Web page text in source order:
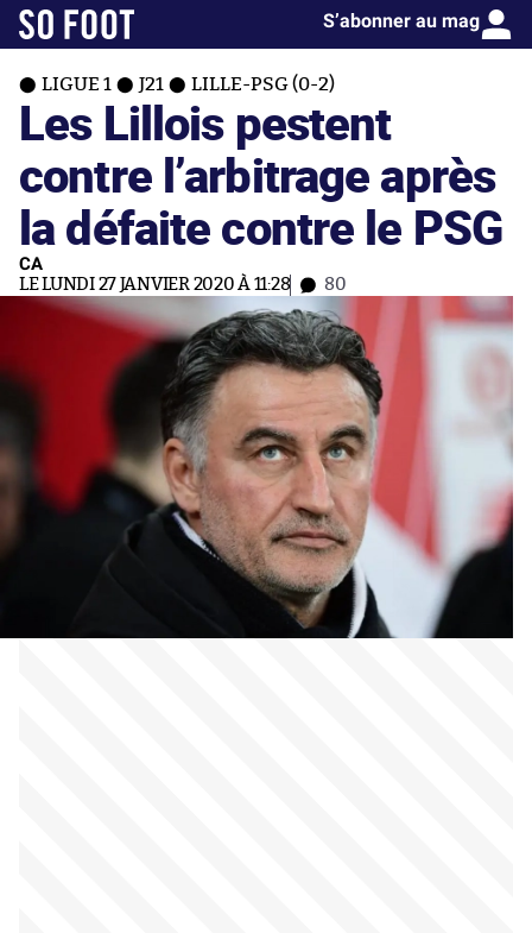
S’abonner au mag
LIGUE 1 J21 LILLE-PSG (0-2)
Les Lillois pestent
contre l’arbitrage après
la défaite contre le PSG
CA
LE LUNDI 27 JANVIER 2020 À 11:28 80